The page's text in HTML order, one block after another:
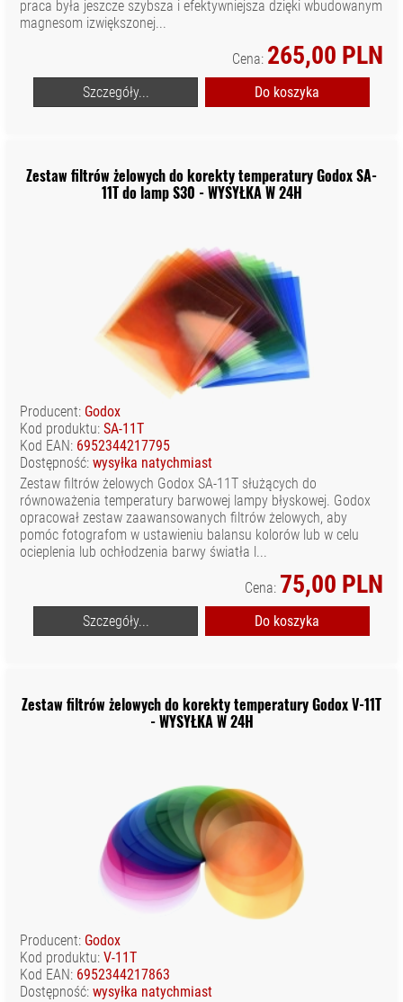
praca była jeszcze szybsza i efektywniejsza dzięki wbudowanym
magnesom izwiększonej...
Cena: 265,00 PLN
Szczegóły... Do koszyka
Zestaw filtrów żelowych do korekty temperatury Godox SA-
11T do lamp S30 - WYSYŁKA W 24H
Producent: Godox
Kod produktu: SA-11T
Kod EAN: 6952344217795
Dostępność: wysyłka natychmiast
Zestaw filtrów żelowych Godox SA-11T służących do
równoważenia temperatury barwowej lampy błyskowej. Godox
opracował zestaw zaawansowanych filtrów żelowych, aby
pomóc fotografom w ustawieniu balansu kolorów lub w celu
ocieplenia lub ochłodzenia barwy światła l...
Cena: 75,00 PLN
Szczegóły... Do koszyka
Zestaw filtrów żelowych do korekty temperatury Godox V-11T
- WYSYŁKA W 24H
Producent: Godox
Kod produktu: V-11T
Kod EAN: 6952344217863
Dostępność: wysyłka natychmiast